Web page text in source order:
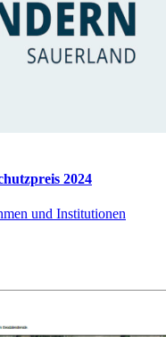
2024
und Institutionen